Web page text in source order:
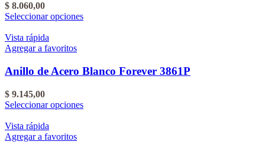
$ 8.060,00
Seleccionar opcionesEste
Las
opciones
elegir
Vista rápida
Agregar a favoritos
Anillo de Acero Blanco Forever 3861P
$ 9.145,00
Seleccionar opcionesEste
Vista rápida
Agregar a favoritos